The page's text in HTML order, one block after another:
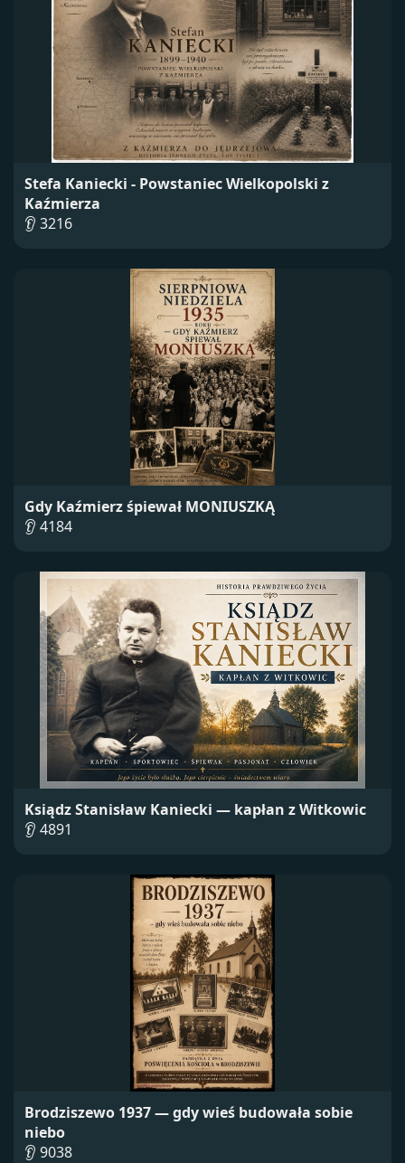
Stefa Kaniecki - Powstaniec Wielkopolski z
Kaźmierza
👂 3216
Gdy Kaźmierz śpiewał MONIUSZKĄ
👂 4184
Ksiądz Stanisław Kaniecki — kapłan z Witkowic
👂 4891
Brodziszewo 1937 — gdy wieś budowała sobie
niebo
👂 9038